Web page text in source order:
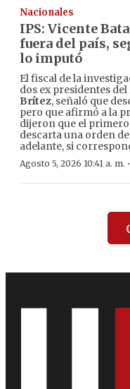
Nacionales
IPS: Vicente
fuera del país,
lo imputó
El fiscal de la
dos ex presidentes del
Brítez, señaló que
pero que afirmó a la
dijeron que el
descarta una orden
adelante, si
Agosto 5, 2026 10:41 a. m. ·